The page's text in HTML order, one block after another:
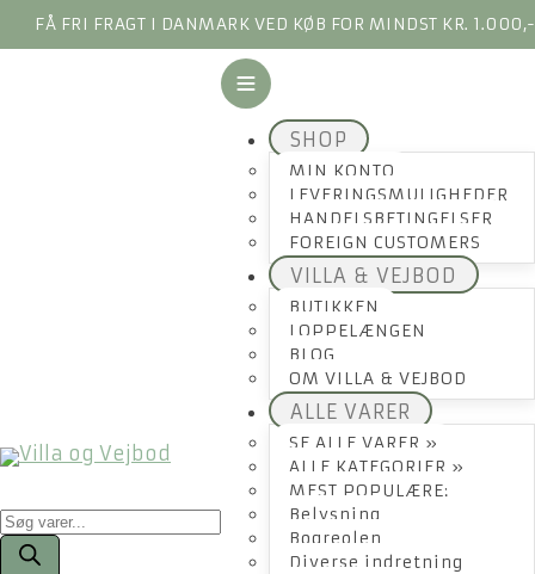
FÅ FRI FRAGT I DANMARK VED KØB FOR MINDST KR. 1.000,-
Products
search
SHOP
MIN KONTO
LEVERINGSMULIGHEDER
HANDELSBETINGELSER
FOREIGN CUSTOMERS
VILLA & VEJBOD
BUTIKKEN
LOPPELÆNGEN
BLOG
OM VILLA & VEJBOD
ALLE VARER
SE ALLE VARER »
ALLE KATEGORIER »
MEST POPULÆRE:
Belysning
Bogreolen
Diverse indretning